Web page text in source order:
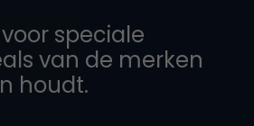
speciale
van de merken
houdt.